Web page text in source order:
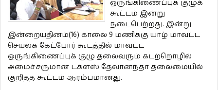
ஒருங்கிணைப்புக் குழுக்
கூட்டம் இன்று
நடைபெற்றது. இன்று
இன்றையதினம்(16) காலை 9 மணிக்கு யாழ் மாவட்ட
செயலக கேட்போர் கூடத்தில் மாவட்ட
ஒருங்கிணைப்புக் குழு தலைவரும் கடற்றொழில்
அமைச்சருமான டக்ளஸ் தேவானந்தா தலைமையில்
குறித்த கூட்டம் ஆரம்பமானது.